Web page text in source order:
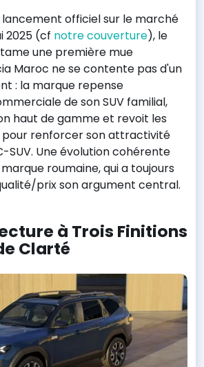
lancement officiel sur le marché
2025 (cf notre couverture), le
une première mue
Maroc ne se contente pas d'un
: la marque repense
de son SUV familial,
haut de gamme et revoit les
pour renforcer son attractivité
SUV. Une évolution cohérente
roumaine, qui a toujours
prix son argument central.
à Trois Finitions
Clarté